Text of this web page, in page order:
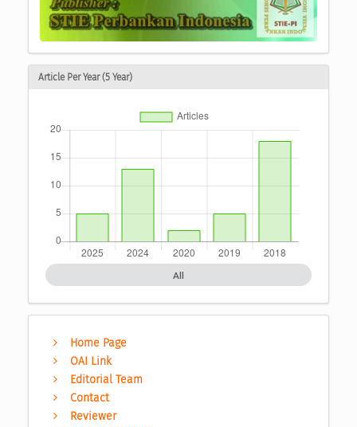
Article Per Year (5 Year)
All
Home Page
OAI Link
Editorial Team
Contact
Reviewer